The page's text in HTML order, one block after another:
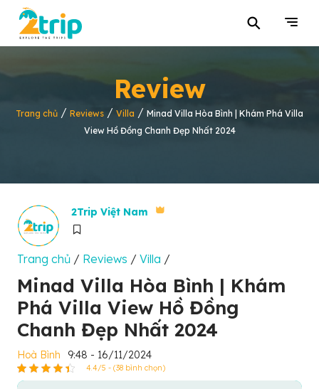
⚲
Review
Trang chủ / Reviews / Villa / Minad Villa Hòa Bình | Khám Phá Villa
View Hồ Đồng Chanh Đẹp Nhất 2024
2Trip Việt Nam
Trang chủ / Reviews / Villa /
Minad Villa Hòa Bình | Khám
Phá Villa View Hồ Đồng
Chanh Đẹp Nhất 2024
Hoà Bình 9:48 - 16/11/2024
4.4/5 - (38 bình chọn)